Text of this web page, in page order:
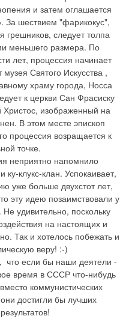
и затем оглашается
шествием "фарикокус",
следует толпа
меньшего размера. По
лет, процессия начинает
Святого Искусства ,
храму города, Носса
к церкви Сан Фрасиску
Христос, изображенный на
В этом месте эпископ
процессия возращается к
точке.
неприятно напомнило
клукс-клан. Успокаивает,
уже больше двухстот лет,
эту идею позаимствовали у
удивительно, поскольку
на настоящих и
Так и хотелось побежать и
веру! :-)
если бы наши деятели -
время в СССР что-нибудь
коммунистических
достигли бы лучших